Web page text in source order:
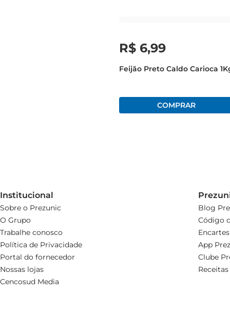
R$ 6,99
Feijão Preto Caldo Carioca
Institucional
Sobre o Prezunic
O Grupo
Trabalhe conosco
Política de Privacidade
Portal do fornecedor
Nossas lojas
Cencosud Media
Blog
Código
Encartes
App
Clube
Receitas